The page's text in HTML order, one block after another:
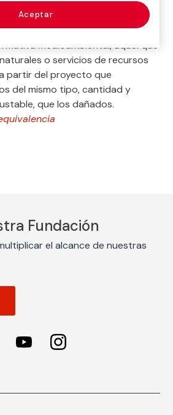
medioambiental, aquel que
o servicios de recursos
partir del proyecto que
del mismo tipo, cantidad y
que los dañados.
Fundación
el alcance de nuestras
Aceptar